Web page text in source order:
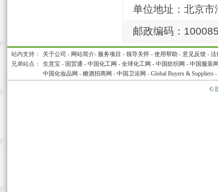
单位地址：北京
邮政编码：
站内支持： 关于公司 - 网站简介- 服务项目 - 领导关怀 - 使用帮助 - 意见反馈 - 法
兄弟站点：
生意宝 - 国贸通 - 中国化工网 - 全球化工网 - 中国纺织网 - 中国服装
中国化妆品网 - 糖酒招商网 - 中国卫浴网 - Global Buyers & Suppliers -
©